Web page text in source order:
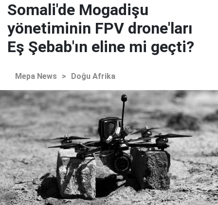
Somali'de Mogadişu
yönetiminin FPV drone'ları
Eş Şebab'ın eline mi geçti?
Mepa News > Doğu Afrika